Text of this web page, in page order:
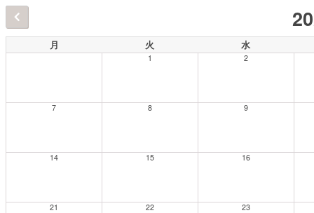
月 火 水
1 2
7 8 9
14 15 16
21 22 23